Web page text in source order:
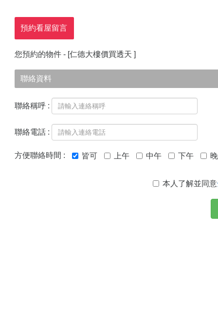
預約看屋留言
您預約的物件 - [仁德大樓價買透天 ]
聯絡資料
聯絡稱呼 :
聯絡電話 :
方便聯絡時間 : 皆可 上午 中午 下午
本人了解並同意